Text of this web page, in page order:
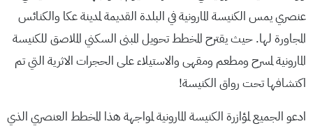
عنصري يمس الكنيسة المارونية في البلدة القديمة لمدينة عكا والكنائس
المجاورة لها. حيث يقترح المخطط تحويل المبنى السكني الملاصق للكنيسة
المارونية لمسرح ومطعم ومقهى والاستيلاء على الحجرات الاثرية التي تم
اكتشافها تحت رواق الكنيسة!
ادعو الجميع لمؤازرة الكنيسة المارونية لمواجهة هذا المخطط العنصري الذي